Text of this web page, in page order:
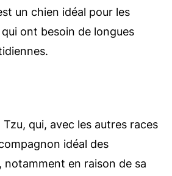
un chien idéal pour les
ont besoin de longues
Tzu, qui, avec les autres races
idéal des
notamment en raison de sa